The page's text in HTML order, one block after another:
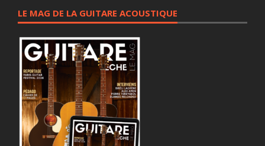
LE MAG DE LA GUITARE ACOUSTIQUE